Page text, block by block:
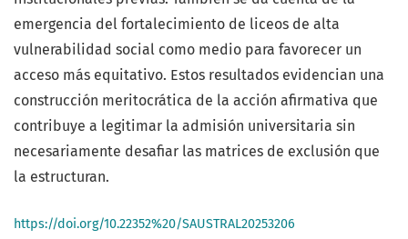
emergencia del fortalecimiento de liceos de alta
vulnerabilidad social como medio para favorecer un
acceso más equitativo. Estos resultados evidencian una
construcción meritocrática de la acción afirmativa que
contribuye a legitimar la admisión universitaria sin
necesariamente desafiar las matrices de exclusión que
la estructuran.
https://doi.org/10.22352%20/SAUSTRAL20253206